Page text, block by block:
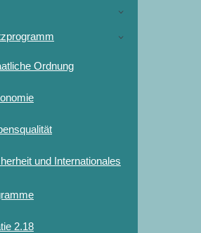
Ordnung
und Internationales
2.18